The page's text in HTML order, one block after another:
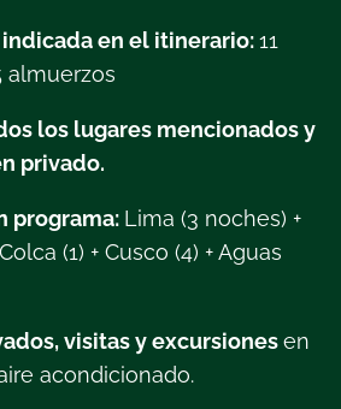
en el itinerario:11
almuerzos
los lugares mencionados y
privado.
programa: Lima (3 noches) +
(1) + Cusco (4) + Aguas
visitas y excursionesen
acondicionado.